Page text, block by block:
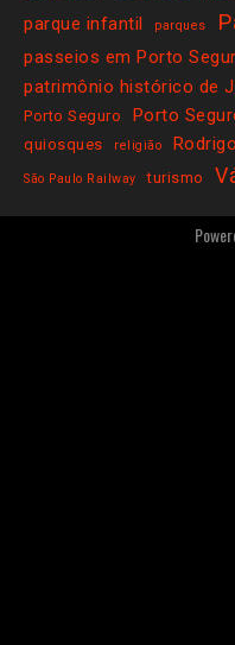
parque infantil parques
passeios em Porto
patrimônio histórico de
Porto Seguro
Porto
quiosques
religião
São Paulo Railway turismo